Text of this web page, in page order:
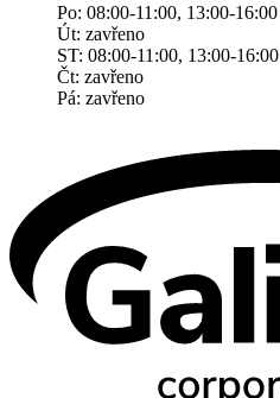
Po: 08:00-11:00, 13:00-16:00
Út: zavřeno
ST: 08:00-11:00, 13:00-16:00
Čt: zavřeno
Pá: zavřeno